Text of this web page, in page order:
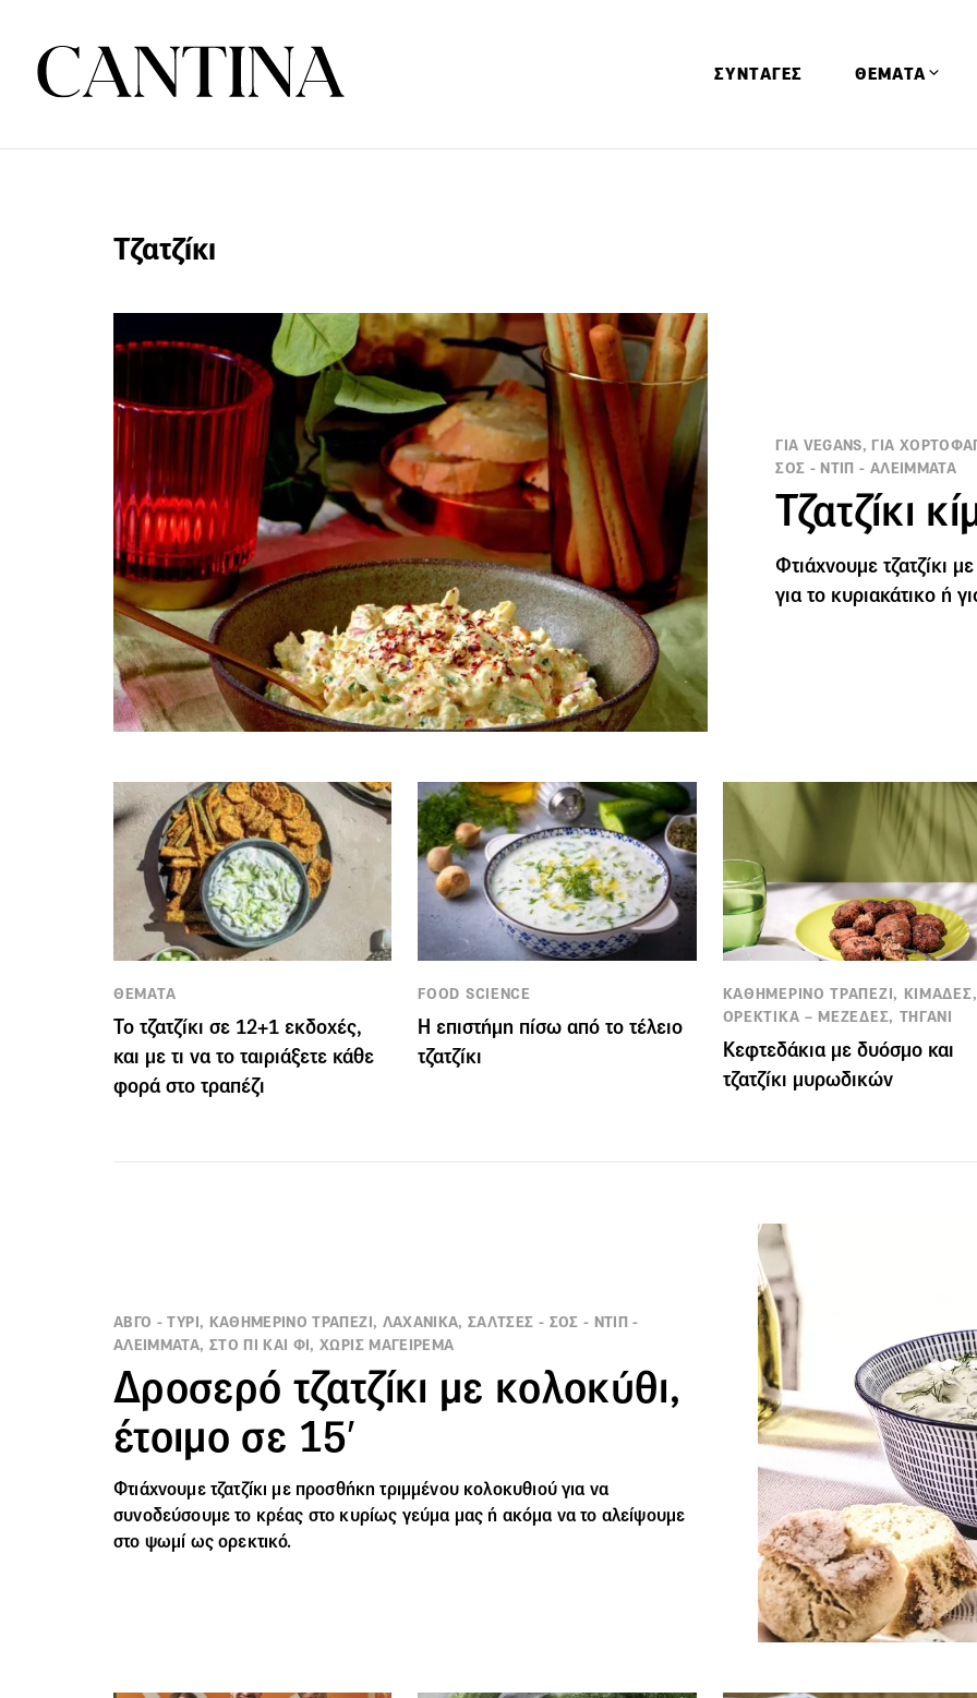
ΣΥΝΤΑΓΕΣ ΘΕΜΑΤΑ
Τζατζίκι
ΓΙΑ VEGANS, ΓΙΑ
ΣΟΣ - ΝΤΙΠ - ΑΛΕΙΜΜΑΤΑ
Τζατζίκι
Φτιάχνουμε τζατζίκι
για το κυριακάτικο ή
ΘΕΜΑΤΑ
Το τζατζίκι σε 12+1 εκδοχές,
και με τι να το ταιριάξετε κάθε
φορά στο τραπέζι
FOOD SCIENCE
Η επιστήμη πίσω από το τέλειο
τζατζίκι
ΚΑΘΗΜΕΡΙΝΟ ΤΡΑΠΕΖΙ, ΚΙΜΑΔΕΣ,
ΟΡΕΚΤΙΚΑ – ΜΕΖΕΔΕΣ, ΤΗΓΑΝΙ
Κεφτεδάκια με δυόσμο και
τζατζίκι μυρωδικών
ΑΒΓΟ - ΤΥΡΙ, ΚΑΘΗΜΕΡΙΝΟ ΤΡΑΠΕΖΙ, ΛΑΧΑΝΙΚΑ, ΣΑΛΤΣΕΣ - ΣΟΣ - ΝΤΙΠ -
ΑΛΕΙΜΜΑΤΑ, ΣΤΟ ΠΙ ΚΑΙ ΦΙ, ΧΩΡΙΣ ΜΑΓΕΙΡΕΜΑ
Δροσερό τζατζίκι με κολοκύθι,
έτοιμο σε 15′
Φτιάχνουμε τζατζίκι με προσθήκη τριμμένου κολοκυθιού για να
συνοδεύσουμε το κρέας στο κυρίως γεύμα μας ή ακόμα να το αλείψουμε
στο ψωμί ως ορεκτικό.